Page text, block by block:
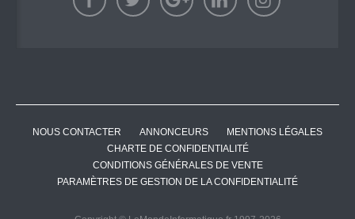
NOUS CONTACTER ANNONCEURS
MENTIONS LÉGALES
CHARTE DE CONFIDENTIALITÉ
CONDITIONS GÉNÉRALES DE VENTE
PARAMÈTRES DE GESTION DE LA CONFIDENTIALITÉ